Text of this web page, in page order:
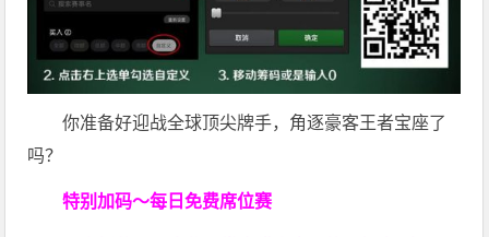
你准备好迎战全球顶尖牌手，角逐豪客王者宝座了
吗？
特别加码～每日免费席位赛